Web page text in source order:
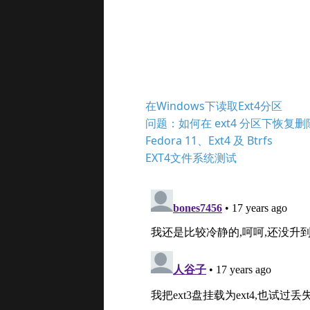
在Windows下读取Ext4分区
问题：如何在 ext4 分区下恢复删
Fedora 11、Ext4 及 Btrfs
EXT4文件系统测试